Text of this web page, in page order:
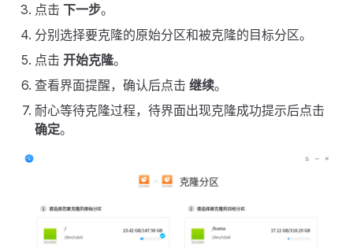
点击 下一步。
分别选择要克隆的原始分区和被克隆的目标分区。
点击 开始克隆。
查看界面提醒，确认后点击 继续。
耐心等待克隆过程，待界面出现克隆成功提示后点击
确定。